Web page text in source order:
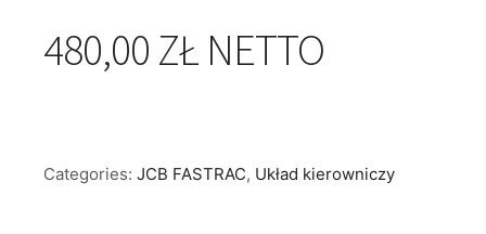
480,00 ZŁ NETTO
Categories: JCB FASTRAC, Układ kierowniczy